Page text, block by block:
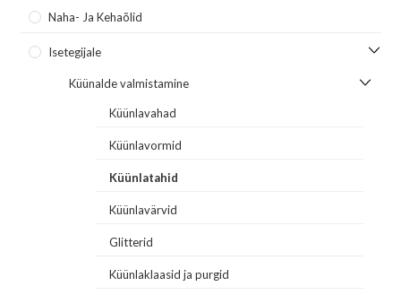
Naha- Ja Kehaõlid
Isetegijale
Küünalde valmistamine
Küünlavahad
Küünlavormid
Küünlatahid
Küünlavärvid
Glitterid
Küünlaklaasid ja purgid